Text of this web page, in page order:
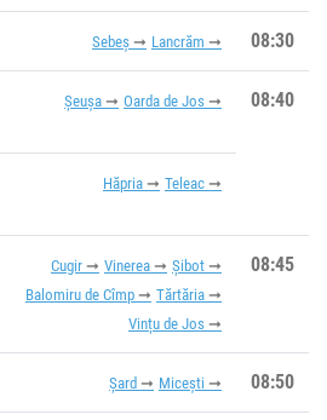
Sebeș Lancrăm 08:30
Șeușa Oarda de Jos 08:40
Hăpria Teleac
Cugir Vinerea
Șibot
Balomiru de Cîmp
Tărtăria
Vințu de Jos
08:45
Șard Micești 08:50